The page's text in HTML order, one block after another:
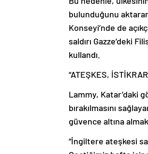
bulunduğunu
Konseyi’nde de
saldırı Gazze’deki
kullandı.
bırakılmasını
güvence altına
Geçtiğimiz hafta